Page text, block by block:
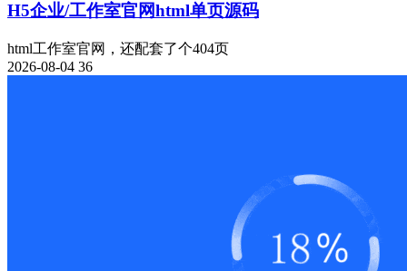
H5企业/工作室官网html单页源码
html工作室官网，还配套了个404页
2026-08-04 36